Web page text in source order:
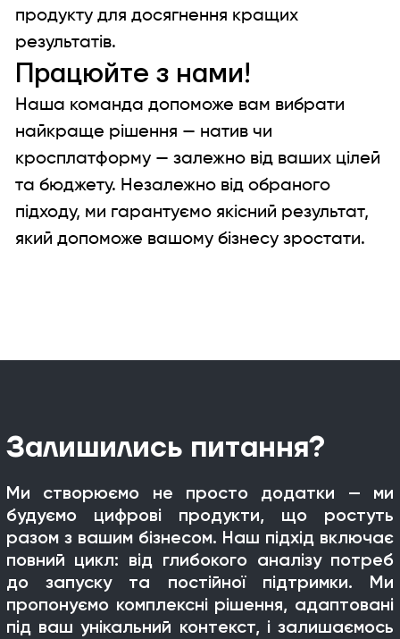
продукту для досягнення кращих
результатів.
Працюйте з нами!
Наша команда допоможе вам вибрати
найкраще рішення — натив чи
кросплатформу — залежно від ваших цілей
та бюджету. Незалежно від обраного
підходу, ми гарантуємо якісний результат,
який допоможе вашому бізнесу зростати.
Залишились питання?
Ми створюємо не просто додатки — ми
будуємо цифрові продукти, що ростуть
разом з вашим бізнесом. Наш підхід включає
повний цикл: від глибокого аналізу потреб
до запуску та постійної підтримки. Ми
пропонуємо комплексні рішення, адаптовані
під ваш унікальний контекст, і залишаємось